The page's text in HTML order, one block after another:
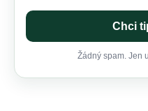
Chci
Žádný spam. Jen